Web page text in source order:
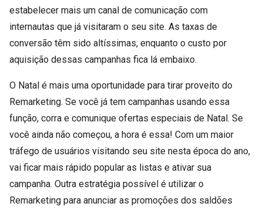
estabelecer mais um canal de comunicação com
internautas que já visitaram o seu site. As taxas de
conversão têm sido altíssimas, enquanto o custo por
aquisição dessas campanhas fica lá embaixo.
O Natal é mais uma oportunidade para tirar proveito do
Remarketing. Se você já tem campanhas usando essa
função, corra e comunique ofertas especiais de Natal. Se
você ainda não começou, a hora é essa! Com um maior
tráfego de usuários visitando seu site nesta época do ano,
vai ficar mais rápido popular as listas e ativar sua
campanha. Outra estratégia possível é utilizar o
Remarketing para anunciar as promoções dos saldões